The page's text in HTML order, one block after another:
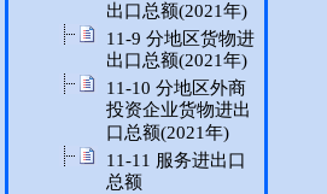
出口总额(2021年)
11-9 分地区货物进
出口总额(2021年)
11-10 分地区外商
投资企业货物进出
口总额(2021年)
11-11 服务进出口
总额